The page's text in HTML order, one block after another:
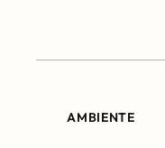
AMBIENTE